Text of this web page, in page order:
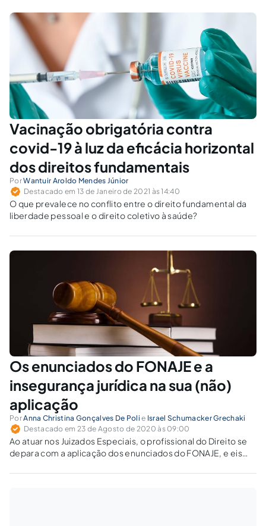
Vacinação obrigatória contra
covid-19 à luz da eficácia horizontal
dos direitos fundamentais
PorWantuir Aroldo Mendes Júnior
Destacado em 13 de Janeiro de 2021 às 14:40
O que prevalece no conflito entre o direito fundamental da
liberdade pessoal e o direito coletivo à saúde?
Os enunciados do FONAJE e a
insegurança jurídica na sua (não)
aplicação
PorAnna Christina Gonçalves De Poli e Israel Schumacker Grechaki
Destacado em 23 de Agosto de 2020 às 09:00
Ao atuar nos Juizados Especiais, o profissional do Direito se
depara com a aplicação dos enunciados do FONAJE, e eis
JECC?